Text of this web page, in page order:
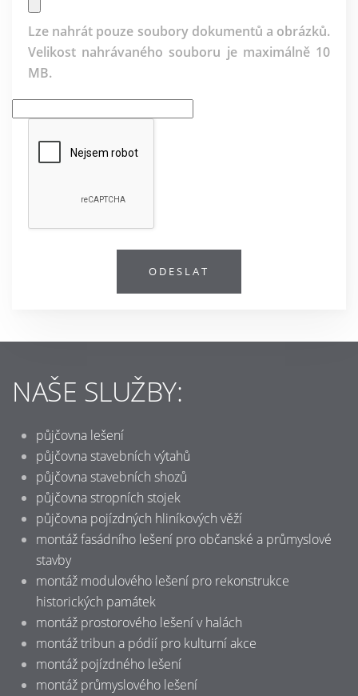
Lze nahrát pouze soubory dokumentů a obrázků.
Velikost nahrávaného souboru je maximálně 10
MB.
ODESLAT
NAŠE SLUŽBY:
půjčovna lešení
půjčovna stavebních výtahů
půjčovna stavebních shozů
půjčovna stropních stojek
půjčovna pojízdných hliníkových věží
montáž fasádního lešení pro občanské a průmyslové
stavby
montáž modulového lešení pro rekonstrukce
historických památek
montáž prostorového lešení v halách
montáž tribun a pódií pro kulturní akce
montáž pojízdného lešení
montáž průmyslového lešení